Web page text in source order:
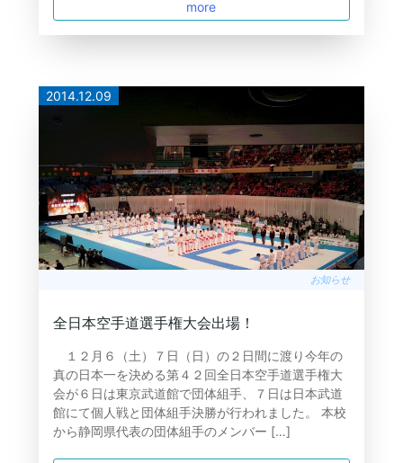
more
2014.12.09
お知らせ
全日本空手道選手権大会出場！
１２月６（土）７日（日）の２日間に渡り今年の
真の日本一を決める第４２回全日本空手道選手権大
会が６日は東京武道館で団体組手、７日は日本武道
館にて個人戦と団体組手決勝が行われました。 本校
から静岡県代表の団体組手のメンバー […]